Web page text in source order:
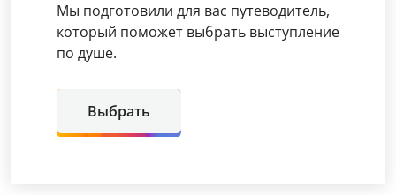
Мы подготовили для вас путеводитель,
который поможет выбрать выступление
по душе.
Выбрать